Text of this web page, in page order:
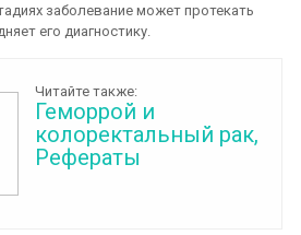
заболевание может протекать
его диагностику.
Читайте также:
Геморрой и
колоректальный рак,
Рефераты